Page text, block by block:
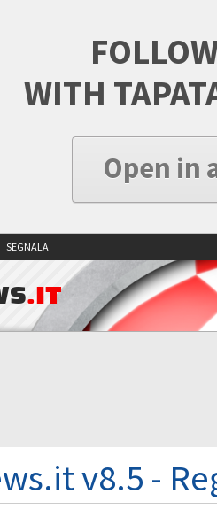
WITH
Open in
SEGNALA
.IT
v8.5 -